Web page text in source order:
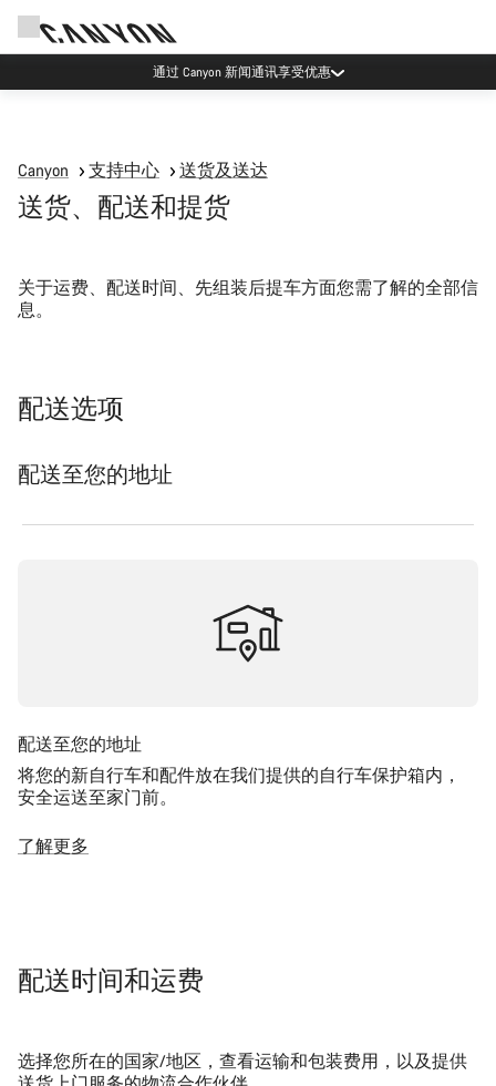
通过 Canyon 新闻通讯享受优惠
Canyon 支持中心 送货及送达
送货、配送和提货
关于运费、配送时间、先组装后提车方面您需了解的全部信
息。
配送选项
配送至您的地址
配送至您的地址
将您的新自行车和配件放在我们提供的自行车保护箱内，
安全运送至家门前。
了解更多
配送时间和运费
选择您所在的国家/地区，查看运输和包装费用，以及提供